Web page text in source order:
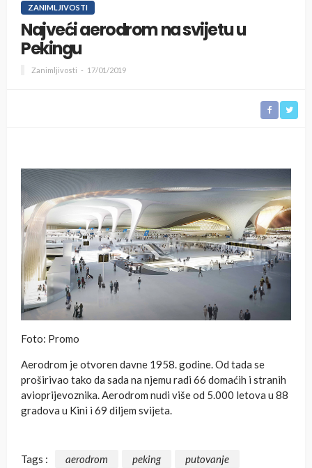
ZANIMLJIVOSTI
Najveći aerodrom na svijetu u
Pekingu
Zanimljivosti 17/01/2019
Foto: Promo
Aerodrom je otvoren davne 1958. godine. Od tada se
proširivao tako da sada na njemu radi 66 domaćih i stranih
avioprijevoznika. Aerodrom nudi više od 5.000 letova u 88
gradova u Kini i 69 diljem svijeta.
Tags : aerodrom peking putovanje